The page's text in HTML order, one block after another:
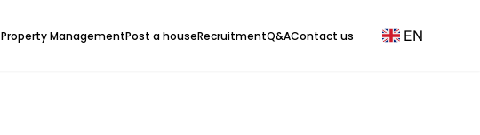
Property ManagementPost a houseRecruitmentQ&AContact us EN